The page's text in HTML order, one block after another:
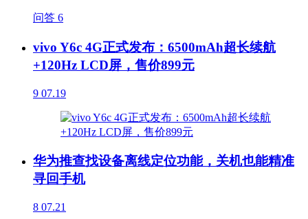
问答 6
vivo Y6c 4G正式发布：6500mAh超长续航
+120Hz LCD屏，售价899元
9 07.19
华为推查找设备离线定位功能，关机也能精准
寻回手机
8 07.21